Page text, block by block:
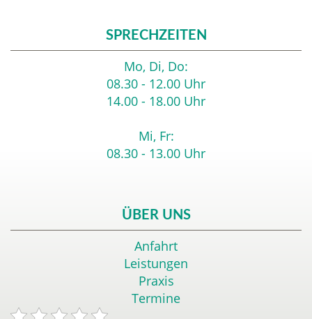
SPRECHZEITEN
Mo, Di, Do:
08.30 - 12.00 Uhr
14.00 - 18.00 Uhr
Mi, Fr:
08.30 - 13.00 Uhr
ÜBER UNS
Anfahrt
Leistungen
Praxis
Termine